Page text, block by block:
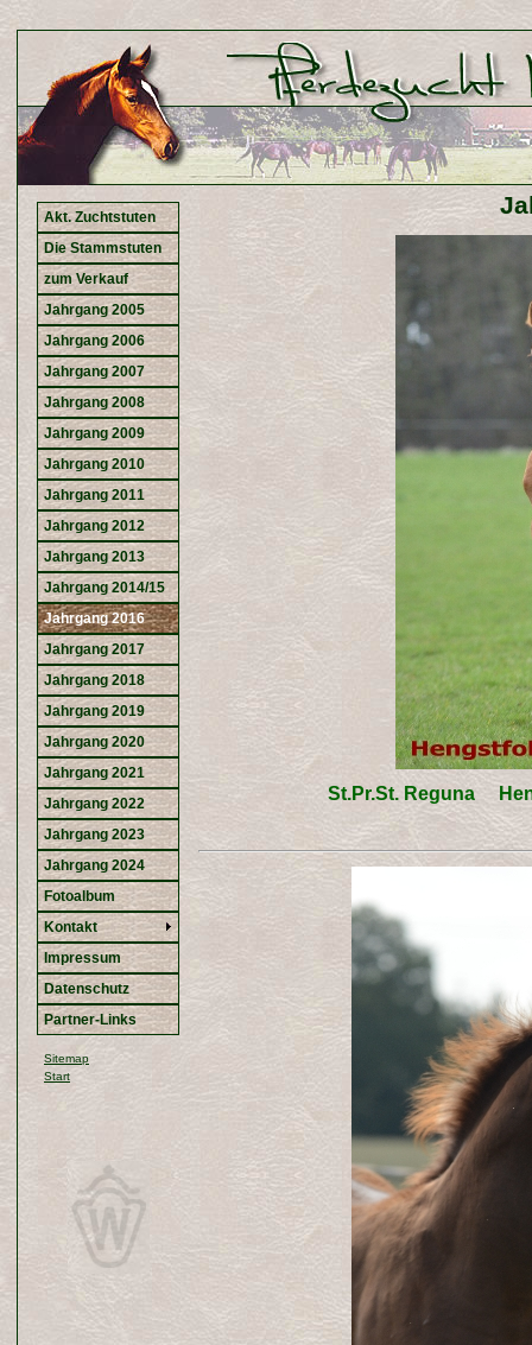
Akt. Zuchtstuten
Die Stammstuten
zum Verkauf
Jahrgang 2005
Jahrgang 2006
Jahrgang 2007
Jahrgang 2008
Jahrgang 2009
Jahrgang 2010
Jahrgang 2011
Jahrgang 2012
Jahrgang 2013
Jahrgang 2014/15
Jahrgang 2016
Jahrgang 2017
Jahrgang 2018
Jahrgang 2019
Jahrgang 2020
Jahrgang 2021
Jahrgang 2022
Jahrgang 2023
Jahrgang 2024
Fotoalbum
Kontakt
Impressum
Datenschutz
Partner-Links
Sitemap
Start
St.Pr.St. Reguna